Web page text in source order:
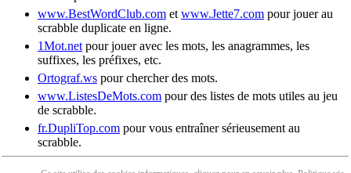
www.BestWordClub.com et www.Jette7.com pour jouer au
scrabble duplicate en ligne.
1Mot.net pour jouer avec les mots, les anagrammes, les
suffixes, les préfixes, etc.
Ortograf.ws pour chercher des mots.
www.ListesDeMots.com pour des listes de mots utiles au jeu
de scrabble.
fr.DupliTop.com pour vous entraîner sérieusement au
scrabble.